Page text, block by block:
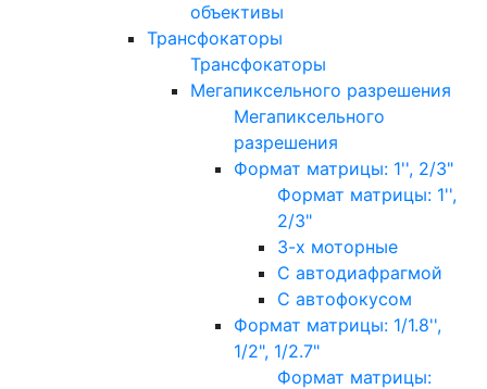
объективы
Трансфокаторы
Трансфокаторы
Мегапиксельного разрешения
Мегапиксельного
разрешения
Формат матрицы: 1'', 2/3"
Формат матрицы: 1'',
2/3"
3-х моторные
С автодиафрагмой
С автофокусом
Формат матрицы: 1/1.8'',
1/2", 1/2.7"
Формат матрицы: